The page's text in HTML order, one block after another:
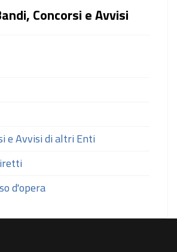
Concorsi e Avvisi
e Avvisi di altri Enti
d'opera